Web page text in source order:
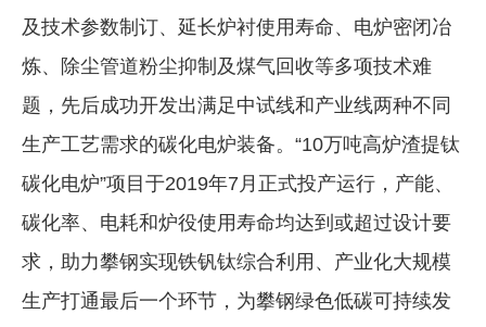
及技术参数制订、延长炉衬使用寿命、电炉密闭冶
炼、除尘管道粉尘抑制及煤气回收等多项技术难
题，先后成功开发出满足中试线和产业线两种不同
生产工艺需求的碳化电炉装备。“10万吨高炉渣提钛
碳化电炉”项目于2019年7月正式投产运行，产能、
碳化率、电耗和炉役使用寿命均达到或超过设计要
求，助力攀钢实现铁钒钛综合利用、产业化大规模
生产打通最后一个环节，为攀钢绿色低碳可持续发